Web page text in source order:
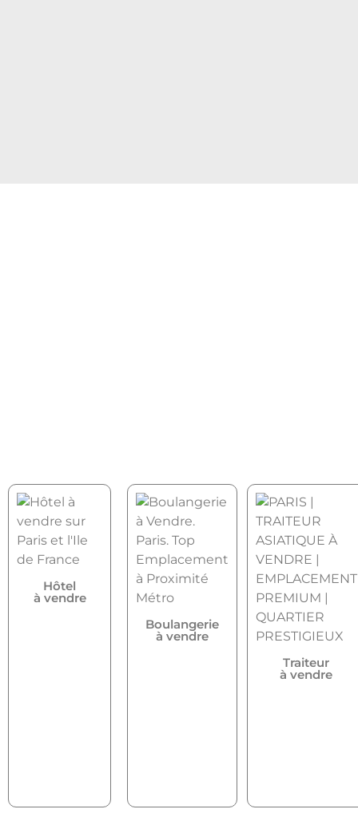
Hôtel
à vendre
Boulangerie
à vendre
Traiteur
à vendre